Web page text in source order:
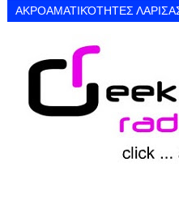
ΑΚΡΟΑΜΑΤΙΚΌΤΗΤΕΣ